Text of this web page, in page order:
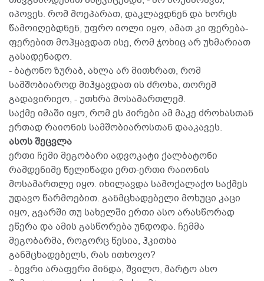
იპოვეს. რომ მოეპარათ, დაკლავდნენ და ხორცს
წამოიღებდნენ, უფრო იოლი იყო, ამათ კი ფერება-
ფერებით მოჰყავდათ ისე, რომ ჯოხიც არ უხმარიათ
გასადენადო.
- ბატონო ზურაბ, ახლა არ მითხრათ, რომ
სამშობიაროდ მიჰყავდათ ის ძროხა, თორემ
გადავირიეო, - უთხრა მოსამართლემ.
საქმე იმაში იყო, რომ ეს პირები ამ მაკე ძროხასთან
ერთად რაიონის სამშობიაროსთან დააკავეს.
ასოს შეცვლა
ერთი ჩემი მეგობარი ადვოკატი ქალბატონი
რამდენიმე წელიწადი ერთ-ერთი რაიონის
მოსამართლე იყო. იხილავდა სამოქალაქო საქმეს
უდავო წარმოებით. განმცხადებელი მოხუცი კაცი
იყო, გვარში თუ სახელში ერთი ასო არასწორად
ეწერა და ამის გასწორება უნდოდა. ჩემმა
მეგობარმა, როგორც წესია, ჰკითხა
განმცხადებელს, რას ითხოვო?
- ბევრი არაფერი მინდა, შვილო, მარტო ასო